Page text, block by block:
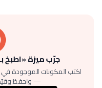
جرّب ميزة «اطبخ
اكتب المكونات الموجودة
— واحفظ